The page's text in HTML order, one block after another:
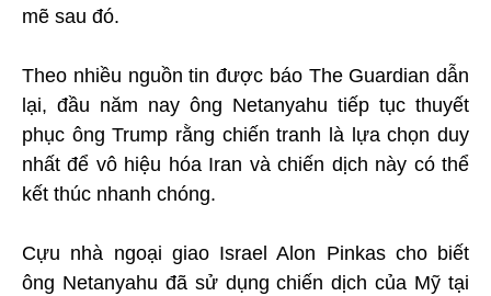
mẽ sau đó.
Theo nhiều nguồn tin được báo The Guardian dẫn
lại, đầu năm nay ông Netanyahu tiếp tục thuyết
phục ông Trump rằng chiến tranh là lựa chọn duy
nhất để vô hiệu hóa Iran và chiến dịch này có thể
kết thúc nhanh chóng.
Cựu nhà ngoại giao Israel Alon Pinkas cho biết
ông Netanyahu đã sử dụng chiến dịch của Mỹ tại